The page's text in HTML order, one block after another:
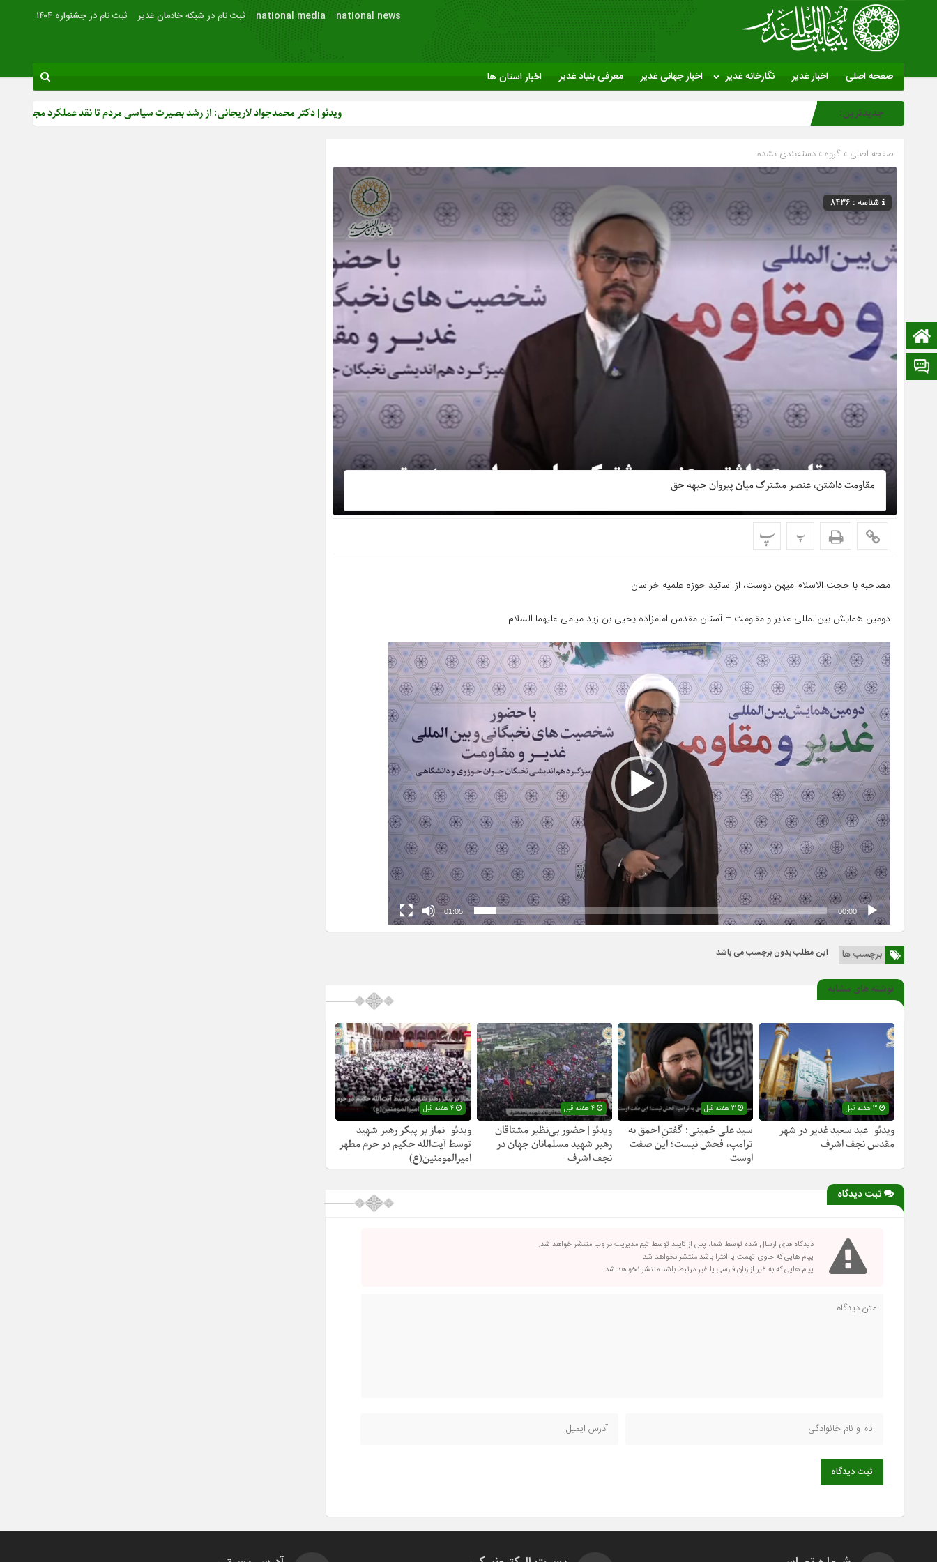
national news
national media ثبت نام در شبکه خادمان غدیر ثبت نام در جشنواره ۱۴۰۴
صفحه اصلی اخبار غدیر نگارخانه غدیر اخبار جهانی غدیر معرفی بنیاد غدیر اخبار استان ها
صفحه نخست
ایتا
جدیدترین: ویدئو | دکتر محمدجواد لاریجانی: از رشد بصیرت سیاسی مردم تا نقد عملکرد مجلس و دیپلماسی کشور
صفحه اصلی » گروه » دسته‌بندی نشده
شناسه : 8436
مقاومت داشتن، عنصر مشترک میان پیروان جبهه حق
پ پ
مصاحبه با حجت الاسلام میهن دوست، از اساتید حوزه علمیه خراسان
دومین همایش بین‌المللی غدیر و مقاومت – آستان مقدس امامزاده یحیی بن زید میامی علیهما السلام
نمایشگر
ویدیو
00:00
01:05
برچسب ها این مطلب بدون برچسب می باشد.
نوشته های مشابه
3 هفته قبل
ویدئو | عید سعید غدیر در شهر
مقدس نجف اشرف
3 هفته قبل
سید علی خمینی: گفتنِ احمق به
ترامپ، فحش نیست؛ این صفت
اوست
4 هفته قبل
ویدئو | حضور بی‌نظیر مشتاقان
رهبر شهید مسلمانان جهان در
نجف اشرف
4 هفته قبل
ویدئو | نماز بر پیکر رهبر شهید
توسط آیت‌الله حکیم در حرم مطهر
امیرالمومنین(ع)
ثبت دیدگاه
دیدگاه های ارسال شده توسط شما، پس از تایید توسط تیم مدیریت در وب منتشر خواهد شد.
پیام هایی که حاوی تهمت یا افترا باشد منتشر نخواهد شد.
پیام هایی که به غیر از زبان فارسی یا غیر مرتبط باشد منتشر نخواهد شد.
ثبت دیدگاه